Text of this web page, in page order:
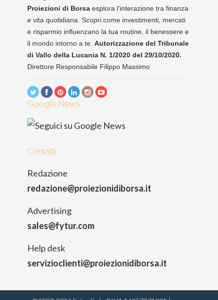
Proiezioni di Borsa esplora l'interazione tra finanza
e vita quotidiana. Scopri come investimenti, mercati
e risparmio influenzano la tua routine, il benessere e
il mondo intorno a te. Autorizzazione del Tribunale
di Vallo della Lucania N. 1/2020 del 29/10/2020.
Direttore Responsabile Filippo Massimo
Google News
Contatti
Redazione
redazione@proiezionidiborsa.it
Advertising
sales@fytur.com
Help desk
servizioclienti@proiezionidiborsa.it